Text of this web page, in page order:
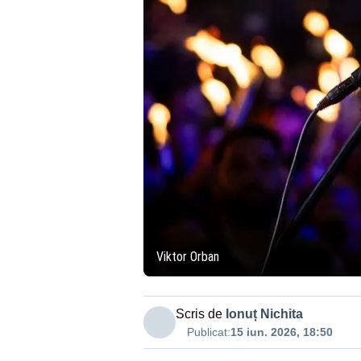
Viktor Orban
Scris de Ionuț Nichita
Publicat:15 iun. 2026, 18:50